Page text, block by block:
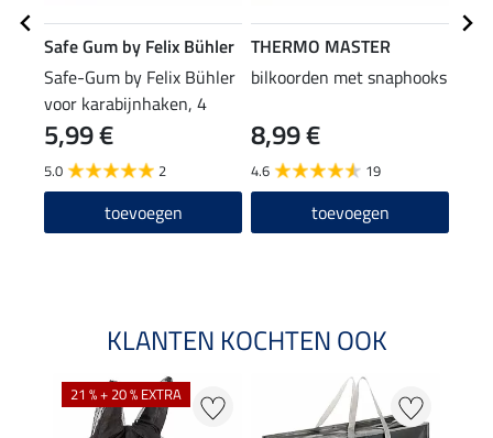
Safe Gum by Felix Bühler
Safe-Gum by Felix Bühler
voor karabijnhaken, 4
stuks
5,99 €
5.0 2
toevoegen
THERMO MASTER
bilkoorden met snaphooks
8,99 €
4.6 19
toevoegen
KLANTEN KOCHTEN OOK
21 % + 20 % EXTRA